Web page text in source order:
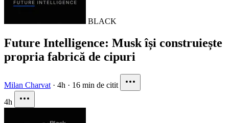
BLACK
Future Intelligence: Musk își construiește
propria fabrică de cipuri
Milan Charvat · 4h · 16 min de citit
4h